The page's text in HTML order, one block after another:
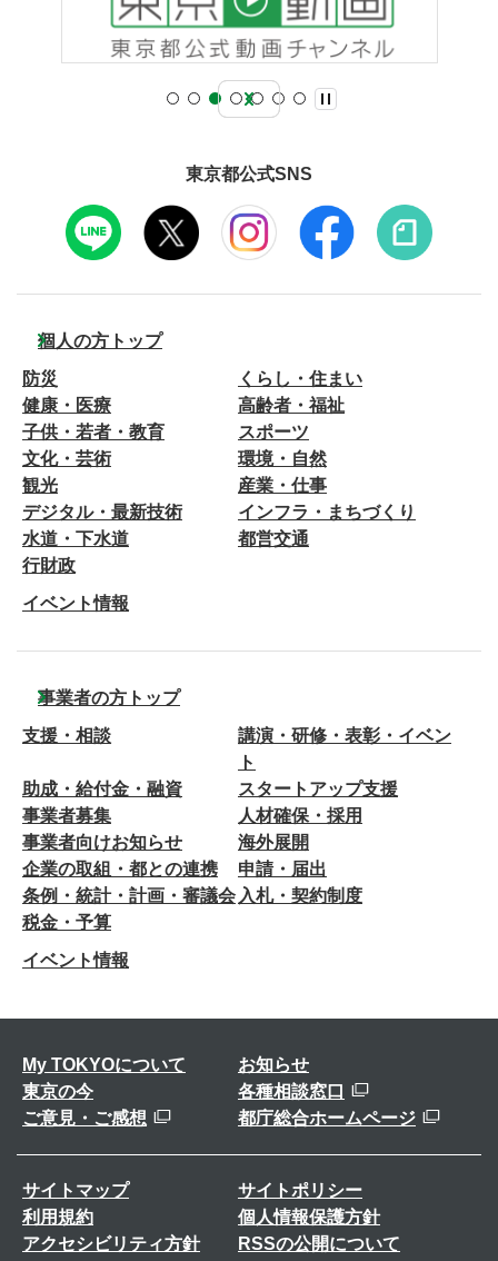
東京都公式SNS
個人の方トップ
防災
くらし・住まい
健康・医療
高齢者・福祉
子供・若者・教育
スポーツ
文化・芸術
環境・自然
観光
産業・仕事
デジタル・最新技術
インフラ・まちづくり
水道・下水道
都営交通
行財政
イベント情報
事業者の方トップ
支援・相談
講演・研修・表彰・イベン
ト
助成・給付金・融資
スタートアップ支援
事業者募集
人材確保・採用
事業者向けお知らせ
海外展開
企業の取組・都との連携
申請・届出
条例・統計・計画・審議会 入札・契約制度
税金・予算
イベント情報
My TOKYOについて
お知らせ
東京の今
各種相談窓口
ご意見・ご感想
都庁総合ホームページ
サイトマップ
サイトポリシー
利用規約
個人情報保護方針
アクセシビリティ方針
RSSの公開について